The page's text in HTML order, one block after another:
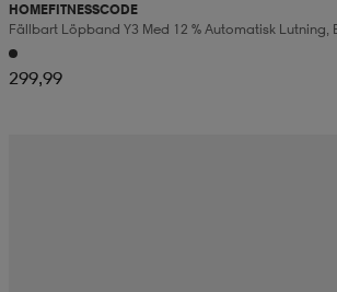
HOMEFITNESSCODE
Fällbart Löpband Y3 Med 12 % Automatisk Lutning,
299,99